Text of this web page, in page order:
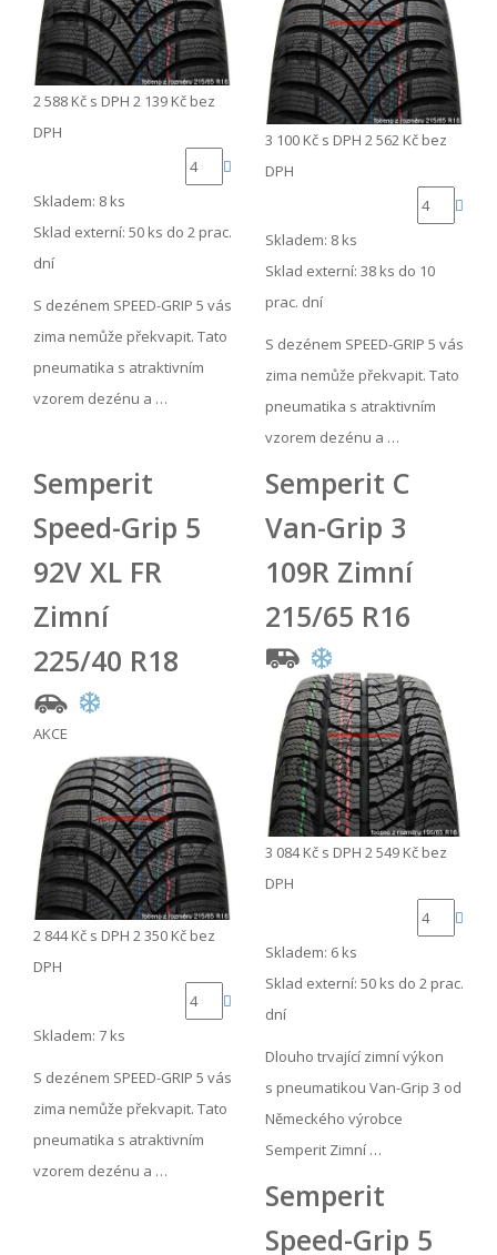
2 588 Kč s DPH 2 139 Kč bez
DPH
Skladem: 8 ks
Sklad externí: 50 ks do 2 prac.
dní
S dezénem SPEED-GRIP 5 vás
zima nemůže překvapit. Tato
pneumatika s atraktivním
vzorem dezénu a …
3 100 Kč s DPH 2 562 Kč bez
DPH
Skladem: 8 ks
Sklad externí: 38 ks do 10
prac. dní
S dezénem SPEED-GRIP 5 vás
zima nemůže překvapit. Tato
pneumatika s atraktivním
vzorem dezénu a …
Semperit
Speed-Grip 5
92V XL FR
Zimní
225/40 R18
AKCE
2 844 Kč s DPH 2 350 Kč bez
DPH
Skladem: 7 ks
S dezénem SPEED-GRIP 5 vás
zima nemůže překvapit. Tato
pneumatika s atraktivním
vzorem dezénu a …
Semperit C
Van-Grip 3
109R Zimní
215/65 R16
3 084 Kč s DPH 2 549 Kč bez
DPH
Skladem: 6 ks
Sklad externí: 50 ks do 2 prac.
dní
Dlouho trvající zimní výkon
s pneumatikou Van-Grip 3 od
Německého výrobce
Semperit Zimní …
Semperit
Speed-Grip 5